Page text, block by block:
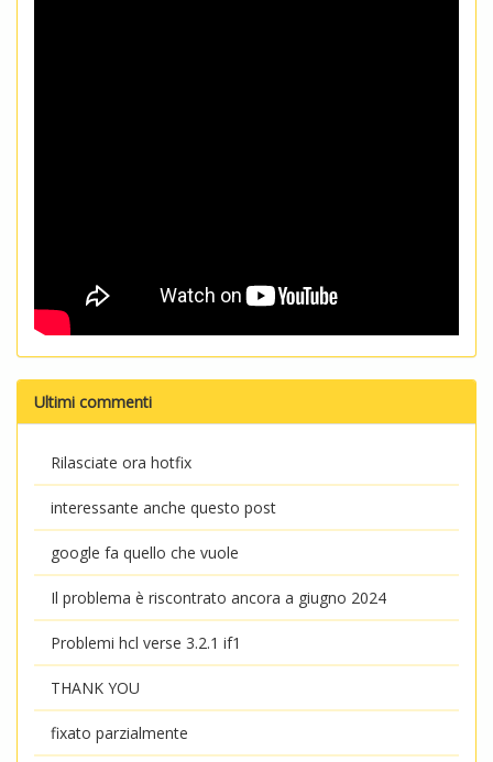
Ultimi commenti
Rilasciate ora hotfix
interessante anche questo post
google fa quello che vuole
Il problema è riscontrato ancora a giugno 2024
Problemi hcl verse 3.2.1 if1
THANK YOU
fixato parzialmente